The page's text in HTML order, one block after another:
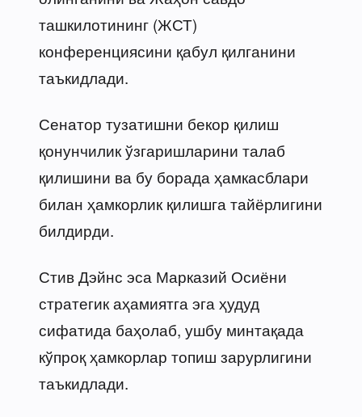
ташкилотининг (ЖСТ)
конференциясини қабул қилганини
таъкидлади.
Сенатор тузатишни бекор қилиш
қонунчилик ўзгаришларини талаб
қилишини ва бу борада ҳамкасблари
билан ҳамкорлик қилишга тайёрлигини
билдирди.
Стив Дэйнс эса Марказий Осиёни
стратегик аҳамиятга эга ҳудуд
сифатида баҳолаб, ушбу минтақада
кўпроқ ҳамкорлар топиш зарурлигини
таъкидлади.